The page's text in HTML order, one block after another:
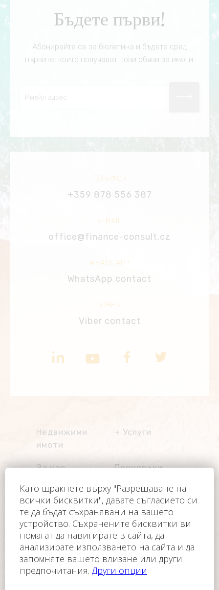
Бъдете първи!
Абонирайте се за бюлетина и бъдете сред
първите, които получават нови обяви за имоти.
ТЕЛЕФОН
+359 878 556 387
E-MAIL
office@finance-consult.cz
WHATS APP
WhatsApp contact
VIBER
Viber contact
Недвижими
имоти
Услуги
Имоти на
Управление на
имоти
Други услуги
Трансфер от/до
летище
Автомобили под
наем
Почивка на
Клуб на
собствениците
За нас Препоръки
Блог BG
English
Polski
Français
Slovensky
Русский
Контакт
Оператор на уебсайта е FC FINANCE-CONSULT
ČR, s.r.o.